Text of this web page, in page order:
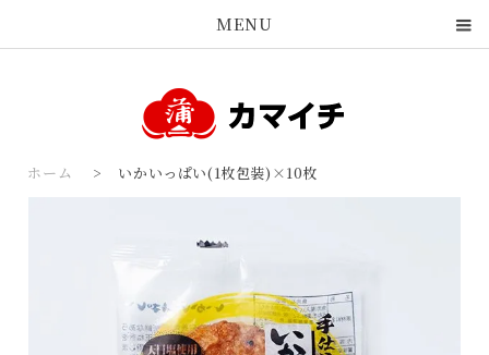
MENU
ホーム > いかいっぱい(1枚包装)×10枚